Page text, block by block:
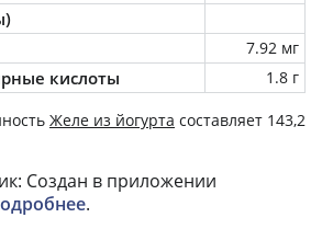
7.92 мг
кислоты 1.8 г
Желе из йогурта составляет 143,2
Создан в приложении
.